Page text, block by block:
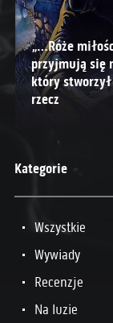
„…Róże
przyjmują się
który
rzecz
Kategorie
Wszystkie
Wywiady
Recenzje
Na luzie